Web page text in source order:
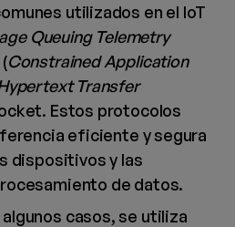
utilizados en el IoT
Queuing Telemetry
Constrained Application
Transfer
Estos protocolos
eficiente y segura
dispositivos y las
de datos.
algunos casos, se utiliza